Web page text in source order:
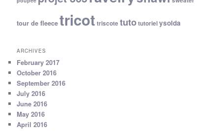
tour de fleecetricot triscote tutotutorielysolda
ARCHIVES
February 2017
October 2016
September 2016
July 2016
June 2016
May 2016
April 2016